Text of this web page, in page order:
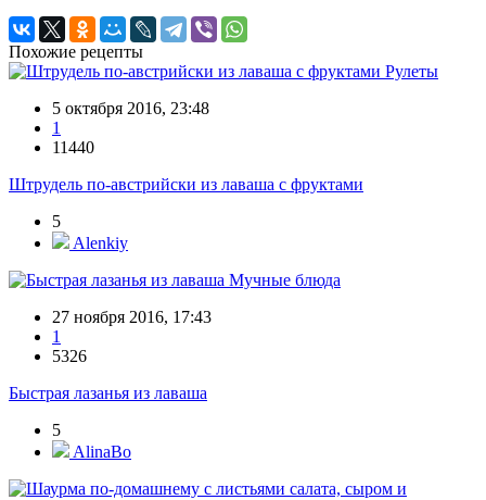
Похожие рецепты
Рулеты
5 октября 2016, 23:48
1
11440
Штрудель по-австрийски из лаваша с фруктами
5
Alenkiy
Мучные блюда
27 ноября 2016, 17:43
1
5326
Быстрая лазанья из лаваша
5
AlinaBo